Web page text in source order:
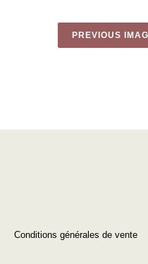
PREVIOUS
Conditions générales de vente